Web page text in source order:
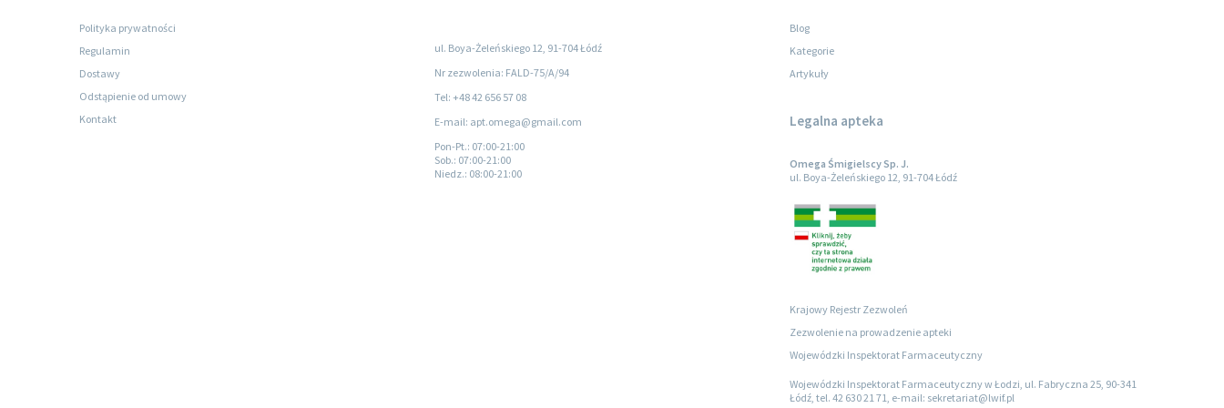
Polityka prywatności
Regulamin
Dostawy
Odstąpienie od umowy
Kontakt
ul. Boya-Żeleńskiego 12, 91-704 Łódź
Nr zezwolenia: FALD-75/A/94
Tel: +48 42 656 57 08
E-mail: apt.omega@gmail.com
Pon-Pt.: 07:00-21:00
Sob.: 07:00-21:00
Niedz.: 08:00-21:00
Blog
Kategorie
Artykuły
Legalna apteka
Omega Śmigielscy Sp. J.
ul. Boya-Żeleńskiego 12, 91-704 Łódź
Krajowy Rejestr Zezwoleń
Zezwolenie na prowadzenie apteki
Wojewódzki Inspektorat Farmaceutyczny
Wojewódzki Inspektorat Farmaceutyczny w Łodzi, ul. Fabryczna 25, 90-341
Łódź, tel. 42 630 21 71, e-mail: sekretariat@lwif.pl